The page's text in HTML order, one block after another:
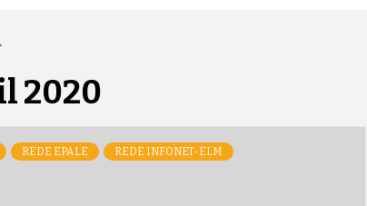
2020
REDE EPALE REDE INFONET-ELM